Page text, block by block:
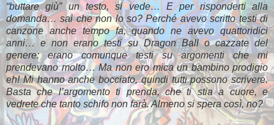
“buttare giù” un testo, si vede… E per risponderti alla
domanda… sai che non lo so? Perché avevo scritto testi di
canzone anche tempo fa, quando ne avevo quattoridici
anni… e non erano testi su Dragon Ball o cazzate del
genere: erano comunque testi su argomenti che mi
prendevano molto… Ma non ero mica un bambino prodigio
eh! Mi hanno anche bocciato, quindi tutti possono scrivere.
Basta che l’argomento ti prenda, che ti stia a cuore, e
vedrete che tanto schifo non farà. Almeno si spera così, no?